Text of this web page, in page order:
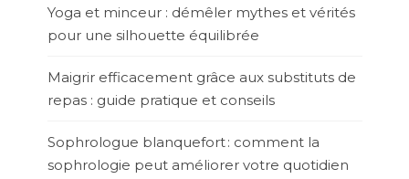
Yoga et minceur : démêler mythes et vérités
pour une silhouette équilibrée
Maigrir efficacement grâce aux substituts de
repas : guide pratique et conseils
Sophrologue blanquefort : comment la
sophrologie peut améliorer votre quotidien